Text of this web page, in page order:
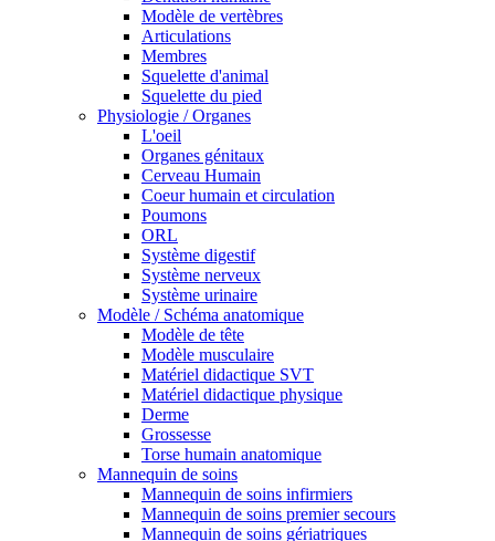
Modèle de vertèbres
Articulations
Membres
Squelette d'animal
Squelette du pied
Physiologie / Organes
L'oeil
Organes génitaux
Cerveau Humain
Coeur humain et circulation
Poumons
ORL
Système digestif
Système nerveux
Système urinaire
Modèle / Schéma anatomique
Modèle de tête
Modèle musculaire
Matériel didactique SVT
Matériel didactique physique
Derme
Grossesse
Torse humain anatomique
Mannequin de soins
Mannequin de soins infirmiers
Mannequin de soins premier secours
Mannequin de soins gériatriques